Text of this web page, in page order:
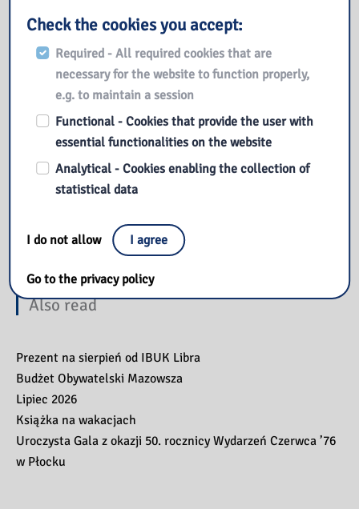
Also read
Prezent na sierpień od IBUK Libra
Budżet Obywatelski Mazowsza
Lipiec 2026
Książka na wakacjach
Uroczysta Gala z okazji 50. rocznicy Wydarzeń Czerwca ’76
w Płocku
Check the cookies you accept:
Required - All required cookies that are
necessary for the website to function properly,
e.g. to maintain a session
Functional - Cookies that provide the user with
essential functionalities on the website
Analytical - Cookies enabling the collection of
statistical data
I do not allow I agree
Go to the privacy policy